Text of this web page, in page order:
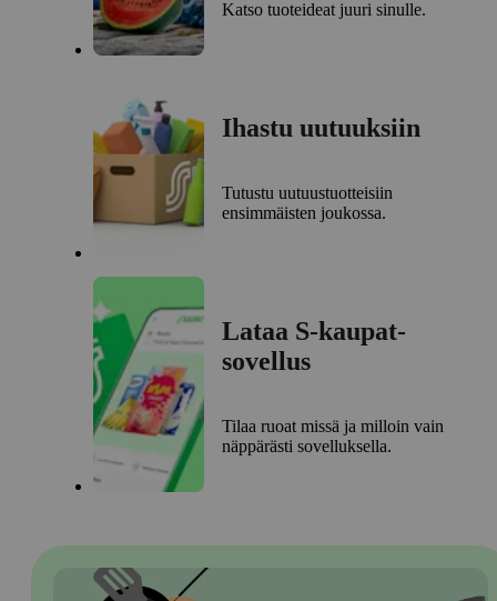
Katso tuoteideat juuri sinulle.
Ihastu uutuuksiin
Tutustu uutuustuotteisiin
ensimmäisten joukossa.
Lataa S-kaupat-
sovellus
Tilaa ruoat missä ja milloin vain
näppärästi sovelluksella.